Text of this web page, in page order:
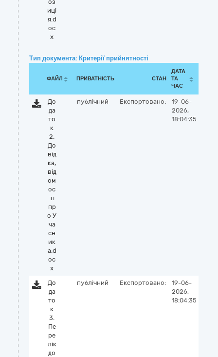
оз
иці
я.d
oc
x
Тип документа: Критерії прийнятності
ФАЙЛ ПРИВАТНІСТЬ СТАН
ДАТА
ТА
ЧАС
До
да
то
к
2.
До
від
ка,
від
ом
ос
ті
пр
о У
ча
сн
ик
а.d
oc
x
публічний Експортовано:
19-06-
2026,
18:04:35
До
да
то
к
3.
Пе
ре
лік
до
публічний Експортовано:
19-06-
2026,
18:04:35